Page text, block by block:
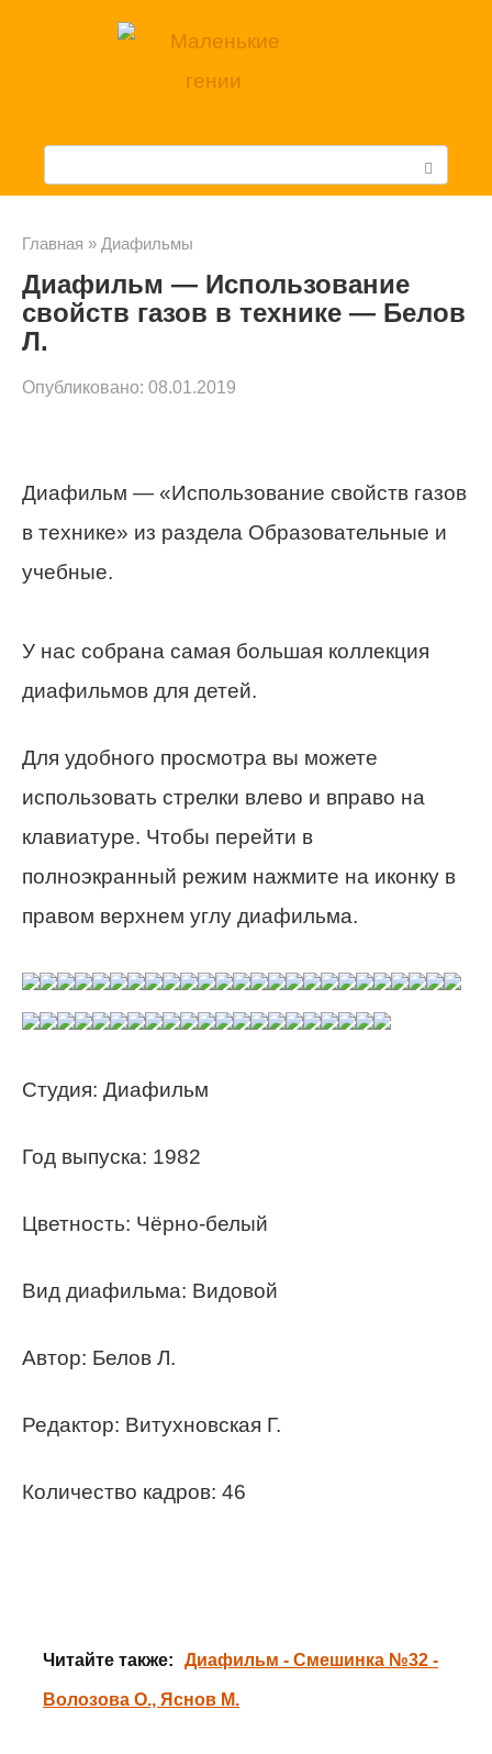
с
к
Главная » Диафильмы
Диафильм — Использование
свойств газов в технике — Белов
Л.
Опубликовано: 08.01.2019
Диафильм — «Использование свойств газов
в технике» из раздела Образовательные и
учебные.
У нас собрана самая большая коллекция
диафильмов для детей.
Для удобного просмотра вы можете
использовать стрелки влево и вправо на
клавиатуре. Чтобы перейти в
полноэкранный режим нажмите на иконку в
правом верхнем углу диафильма.
Студия: Диафильм
Год выпуска: 1982
Цветность: Чёрно-белый
Вид диафильма: Видовой
Автор: Белов Л.
Редактор: Витухновская Г.
Количество кадров: 46
Читайте также: Диафильм - Смешинка №32 -
Волозова О., Яснов М.